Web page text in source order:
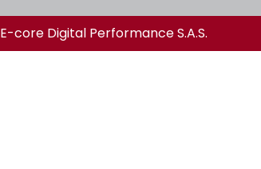
E-core Digital Performance S.A.S.